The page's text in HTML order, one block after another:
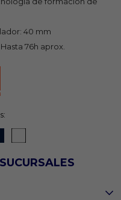
40 mm
76h aprox.